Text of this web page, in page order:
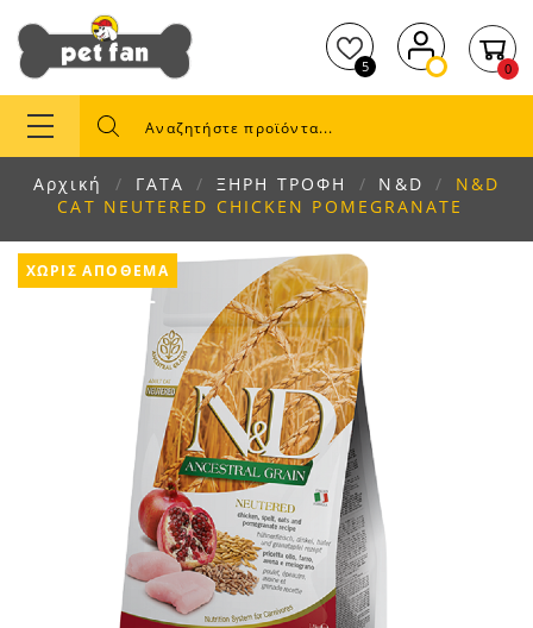
5 0
Αρχική ΓΑΤΑ ΞΗΡΗ ΤΡΟΦΗ N&D
N&D
CAT NEUTERED CHICKEN POMEGRANATE
ΧΩΡΊΣ ΑΠΌΘΕΜΑ